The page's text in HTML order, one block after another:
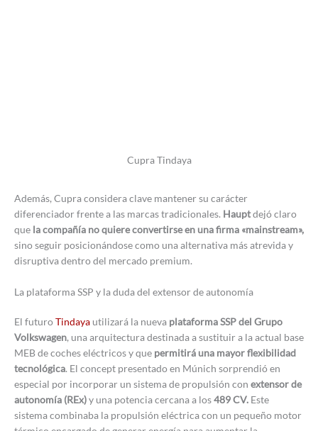
Cupra Tindaya
Además, Cupra considera clave mantener su carácter
diferenciador frente a las marcas tradicionales. Hauptdejó claro
que la compañía no quiere convertirse en una firma «mainstream»,
sino seguir posicionándose como una alternativa más atrevida y
disruptiva dentro del mercado premium.
La plataforma SSP y la duda del extensor de autonomía
El futuroTindaya utilizará la nueva plataforma SSP del Grupo
Volkswagen, una arquitectura destinada a sustituir a la actual base
MEB de coches eléctricos y que permitirá una mayor flexibilidad
tecnológica. El concept presentado en Múnich sorprendió en
especial por incorporar un sistema de propulsión con extensor de
autonomía (REx)y una potencia cercana a los489 CV. Este
sistema combinaba la propulsión eléctrica con un pequeño motor